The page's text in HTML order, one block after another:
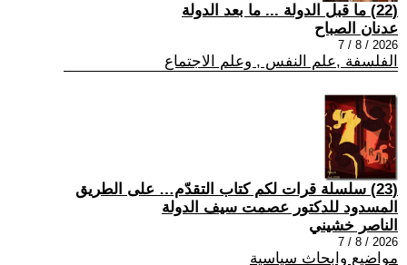
(22) ما قبل الدولة ... ما بعد الدولة
عدنان الصباح
2026 / 8 / 7
الفلسفة ,علم النفس , وعلم الاجتماع
(23) سلسلة قرات لكم كتاب التقدّم… على الطريق
المسدود للدكتور عصمت سيف الدولة
الناصر خشيني
2026 / 8 / 7
مواضيع وابحاث سياسية